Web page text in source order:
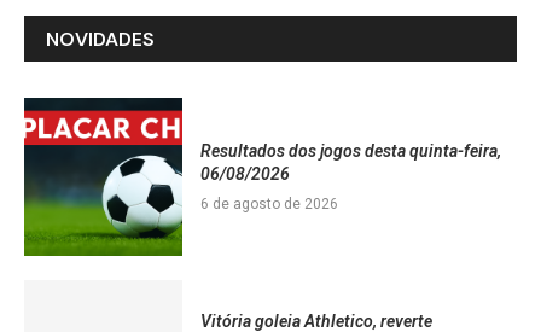
NOVIDADES
Resultados dos jogos desta quinta-feira,
06/08/2026
6 de agosto de 2026
Vitória goleia Athletico, reverte